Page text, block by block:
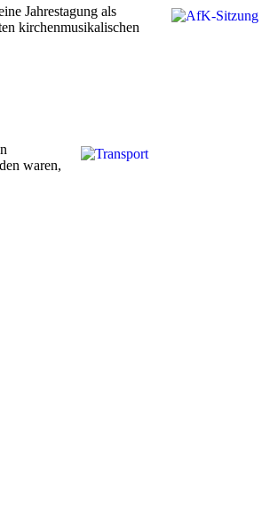
Jahrestagung als
kirchenmusikalischen
waren,